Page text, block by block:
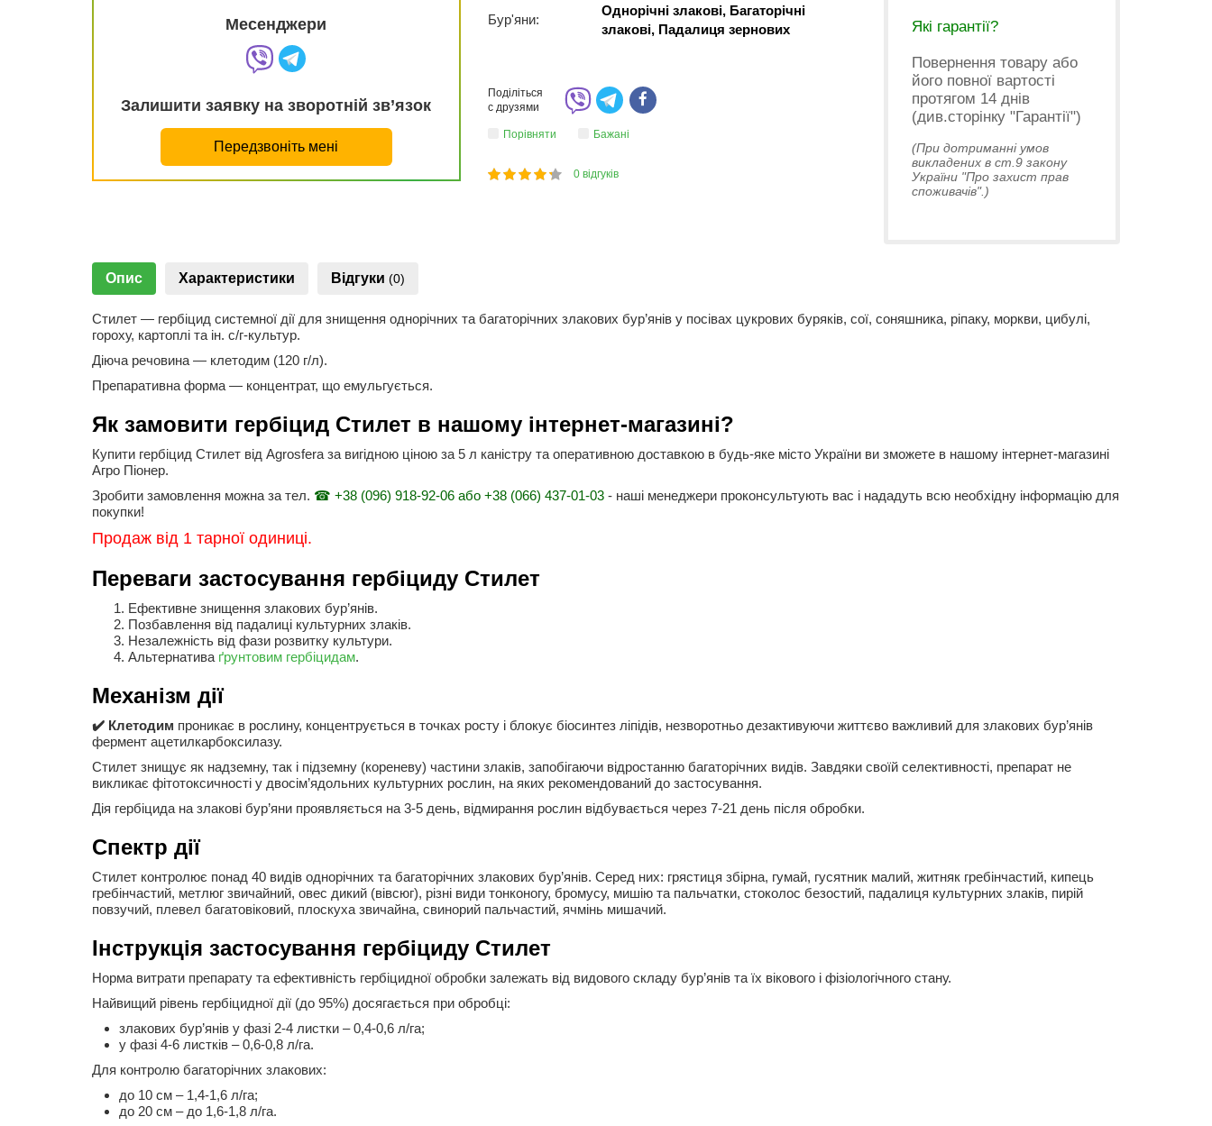
Месенджери
Залишити заявку на зворотній зв’язок
Передзвоніть мені
Бур'яни:
Однорічні злакові, Багаторічні
злакові, Падалиця зернових
Поділіться
с друзями
Порівняти Бажані
84
1
2
3
4
5 0відгуків
Які гарантії?
Повернення товару або
його повної вартості
протягом 14 днів
(див.сторінку "Гарантії")
(При дотриманні умов
викладених в ст.9 закону
України "Про захист прав
споживачів".)
Опис Характеристики Відгуки (0)
Стилет — гербіцид системної дії для знищення однорічних та багаторічних злакових бур’янів у посівах цукрових буряків, сої, соняшника, ріпаку, моркви, цибулі,
гороху, картоплі та ін. с/г-культур.
Діюча речовина — клетодим (120 г/л).
Препаративна форма — концентрат, що емульгується.
Як замовити гербіцид Стилет в нашому інтернет-магазині?
Купити гербіцид Стилет від Agrosfera за вигідною ціною за 5 л каністру та оперативною доставкою в будь-яке місто України ви зможете в нашому інтернет-магазині
Агро Піонер.
Зробити замовлення можна за тел. ☎ +38 (096) 918-92-06 або +38 (066) 437-01-03 - наші менеджери проконсультують вас і нададуть всю необхідну інформацію для
покупки!
Продаж від 1 тарної одиниці.
Переваги застосування гербіциду Стилет
Ефективне знищення злакових бур’янів.
Позбавлення від падалиці культурних злаків.
Незалежність від фази розвитку культури.
Альтернатива ґрунтовим гербіцидам.
Механізм дії
✔️ Клетодим проникає в рослину, концентрується в точках росту і блокує біосинтез ліпідів, незворотньо дезактивуючи життєво важливий для злакових бур’янів
фермент ацетилкарбоксилазу.
Стилет знищує як надземну, так і підземну (кореневу) частини злаків, запобігаючи відростанню багаторічних видів. Завдяки своїй селективності, препарат не
викликає фітотоксичності у двосім’ядольних культурних рослин, на яких рекомендований до застосування.
Дія гербіцида на злакові бур’яни проявляється на 3-5 день, відмирання рослин відбувається через 7-21 день після обробки.
Спектр дії
Стилет контролює понад 40 видів однорічних та багаторічних злакових бур’янів. Серед них: грястиця збірна, гумай, гусятник малий, житняк гребінчастий, кипець
гребінчастий, метлюг звичайний, овес дикий (вівсюг), різні види тонконогу, бромусу, мишію та пальчатки, стоколос безостий, падалиця культурних злаків, пирій
повзучий, плевел багатовіковий, плоскуха звичайна, свинорий пальчастий, ячмінь мишачий.
Інструкція застосування гербіциду Стилет
Норма витрати препарату та ефективність гербіцидної обробки залежать від видового складу бур’янів та їх вікового і фізіологічного стану.
Найвищий рівень гербіцидної дії (до 95%) досягається при обробці:
злакових бур’янів у фазі 2-4 листки – 0,4-0,6 л/га;
у фазі 4-6 листків – 0,6-0,8 л/га.
Для контролю багаторічних злакових:
до 10 см – 1,4-1,6 л/га;
до 20 см – до 1,6-1,8 л/га.